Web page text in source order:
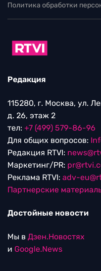
Политика обработки
Редакция
115280, г. Москва, ул.
д. 26, этаж 2
тел: +7 (499) 579-86-96
Для общих вопросов:
Редакция RTVI:
Маркетинг/PR:
Реклама RTVI: adv-
Партнерские
Достойные новости
Мы в Дзен.Новостях
и Google.News